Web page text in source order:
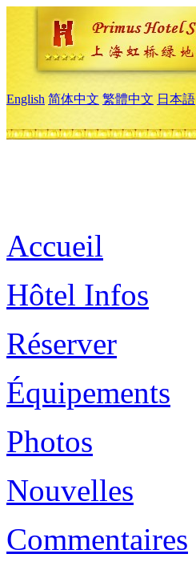
English 简体中文 繁體中文 日本語
Accueil
Hôtel Infos
Réserver
Équipements
Photos
Nouvelles
Commentaires